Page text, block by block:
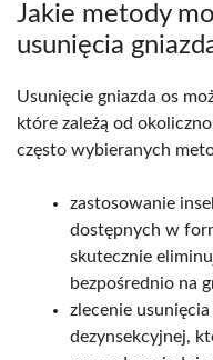
Jakie metody
usunięcia
Usunięcie gniazda os
które zależą od
często wybieranych
zastosowanie
dostępnych w
skutecznie
bezpośrednio na
zlecenie
dezynsekcyjnej,